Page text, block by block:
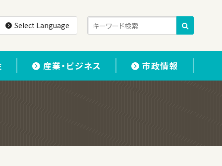
Select Language
産業・ビジネス 市政情報